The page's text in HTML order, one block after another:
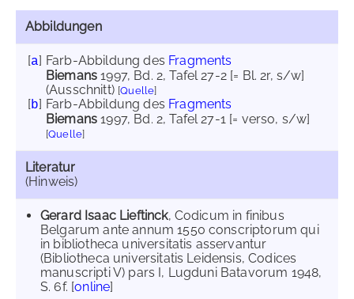
Abbildungen
[a] Farb-Abbildung des Fragments
Biemans 1997, Bd. 2, Tafel 27-2 [= Bl. 2r, s/w]
(Ausschnitt) [Quelle]
[b] Farb-Abbildung des Fragments
Biemans 1997, Bd. 2, Tafel 27-1 [= verso, s/w]
[Quelle]
Literatur
(Hinweis)
Gerard Isaac Lieftinck, Codicum in finibus
Belgarum ante annum 1550 conscriptorum qui
in bibliotheca universitatis asservantur
(Bibliotheca universitatis Leidensis, Codices
manuscripti V) pars I, Lugduni Batavorum 1948,
S. 6f. [online]